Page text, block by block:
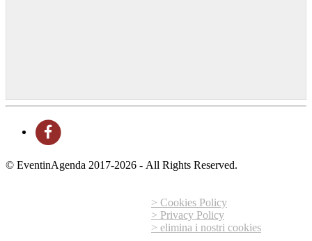
© EventinAgenda 2017-2026 - All Rights Reserved.
> Cookies Policy
> Privacy Policy
> elimina i nostri cookies